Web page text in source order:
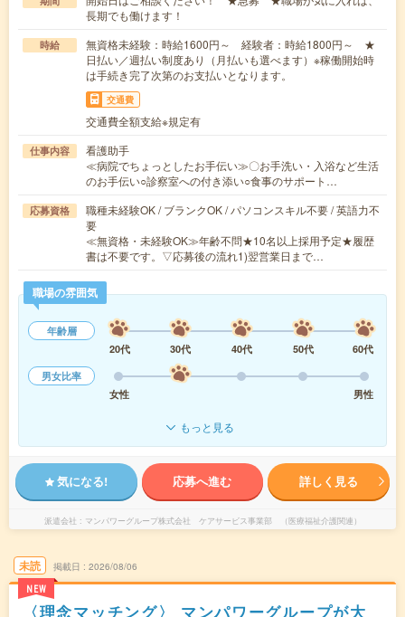
長期でも働けます！
時給
無資格未経験：時給1600円～ 経験者：時給1800円～ ★
日払い／週払い制度あり（月払いも選べます）※稼働開始時
は手続き完了次第のお支払いとなります。
交通費
交通費全額支給※規定有
仕事内容
看護助手
≪病院でちょっとしたお手伝い≫〇お手洗い・入浴など生活
のお手伝い○診察室への付き添い○食事のサポート…
応募資格
職種未経験OK / ブランクOK / パソコンスキル不要 / 英語力不
要
≪無資格・未経験OK≫年齢不問★10名以上採用予定★履歴
書は不要です。▽応募後の流れ1)翌営業日まで…
職場の雰囲気
年齢層
20代
30代 40代 50代
60代
男女比率
女性
男性
もっと見る
気になる! 応募へ進む 詳しく見る
派遣会社 マンパワーグループ株式会社 ケアサービス事業部 （医療福祉介護関連）
未読
NEW
掲載日 2026/08/06
〈理念マッチング〉 マンパワーグループが大